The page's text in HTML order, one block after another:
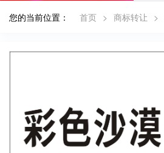
您的当前位置： 首页 > 商标转让 >